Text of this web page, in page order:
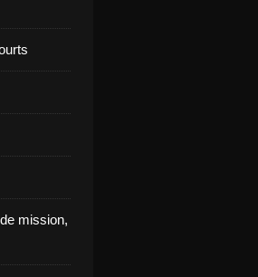
mission,